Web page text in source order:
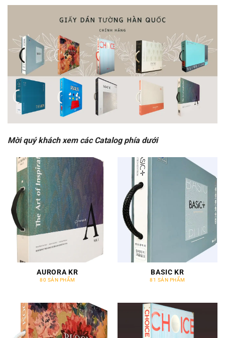
Mời quý khách xem các Catalog phía dưới
AURORA KR
80 SẢN PHẨM
BASIC KR
81 SẢN PHẨM